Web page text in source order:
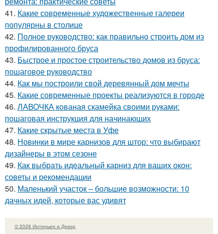
41. Какие современные художественные галереи
популярны в столице
42. Полное руководство: как правильно строить дом из
профилированного бруса
43. Быстрое и простое строительство домов из бруса:
пошаговое руководство
44. Как мы построили свой деревянный дом мечты
45. Какие современные проекты реализуются в городе
46. ЛАВОЧКА кованая скамейка своими руками:
пошаговая инструкция для начинающих
47. Какие скрытые места в Уфе
48. Новинки в мире карнизов для штор: что выбирают
дизайнеры в этом сезоне
49. Как выбрать идеальный карниз для ваших окон:
советы и рекомендации
50. Маленький участок – большие возможности: 10
дачных идей, которые вас удивят
© 2026 Интерьер и Декор